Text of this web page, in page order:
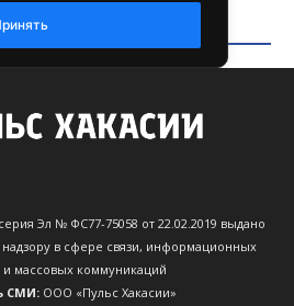
Эл № ФС77-75058 от 22.02.2019 выдано
в сфере связи, информационных
и массовых коммуникаций
СМИ: ООО «Пульс Хакасии»